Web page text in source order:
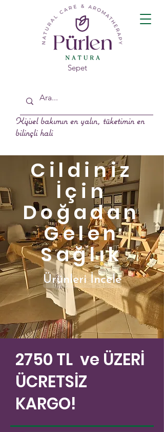
Sepet
Kişisel bakımın en yalın, tüketimin en
bilinçli hali
Cildiniz
İçin
Doğadan
Gelen
Sağlık
Ürünleri İncele
2750 TL ve ÜZERİ
ÜCRETSİZ
KARGO!